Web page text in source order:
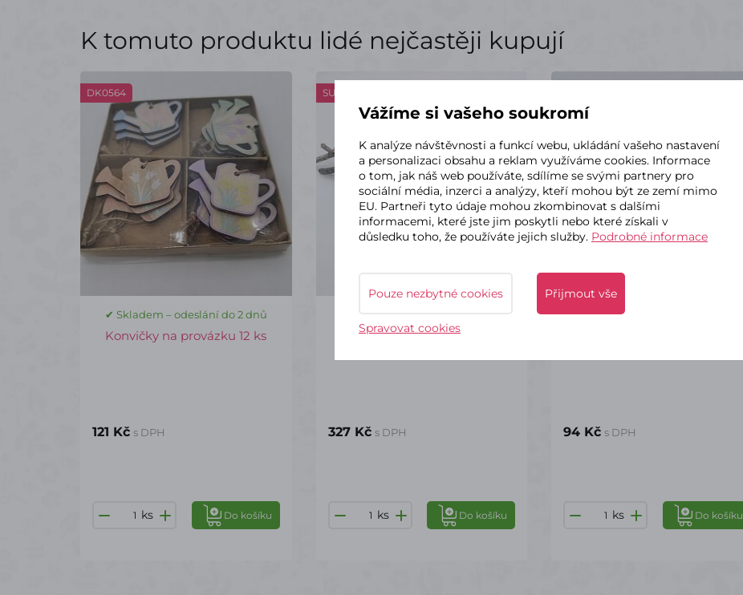
K tomuto produktu lidé nejčastěji kupují
DK0564
✔ Skladem – odeslání do 2 dnů
Konvičky na provázku 12 ks
121 Kč s DPH
ks Do košíku
SU0390
Platyspernum natural - 20 ks
327 Kč s DPH
ks Do košíku
✔ Skladem – odeslání do 2 dnů
94 Kč s DPH
ks Do košíku
Vážíme si vašeho soukromí
K analýze návštěvnosti a funkcí webu, ukládání vašeho nastavení
a personalizaci obsahu a reklam využíváme cookies. Informace
o tom, jak náš web používáte, sdílíme se svými partnery pro
sociální média, inzerci a analýzy, kteří mohou být ze zemí mimo
EU. Partneři tyto údaje mohou zkombinovat s dalšími
informacemi, které jste jim poskytli nebo které získali v
důsledku toho, že používáte jejich služby. Podrobné informace
Pouze nezbytné cookies Přijmout vše
Spravovat cookies